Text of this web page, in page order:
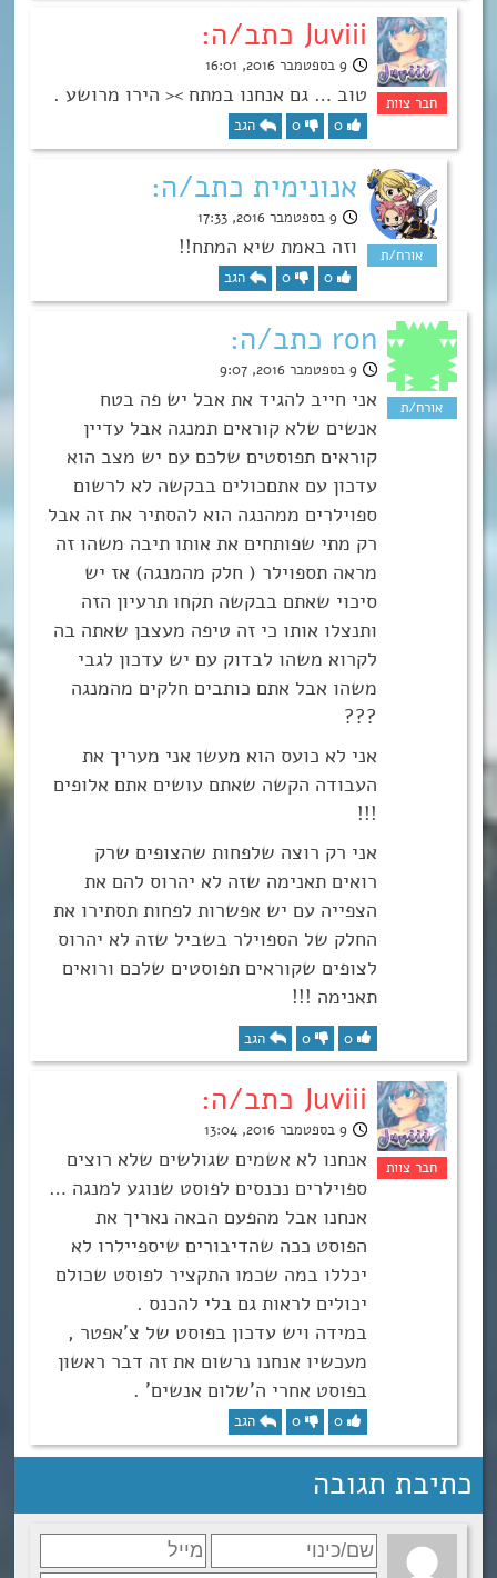
Juviii כתב/ה:
9 בספטמבר 2016, 16:01
טוב … גם אנחנו במתח >< הירו מרושע .
0
0 הגב
אנונימית כתב/ה:
9 בספטמבר 2016, 17:33
וזה באמת שיא המתח!!
0
0 הגב
ron כתב/ה:
9 בספטמבר 2016, 9:07
אני חייב להגיד את אבל יש פה בטח
אנשים שלא קוראים תמנגה אבל עדיין
קוראים תפוסטים שלכם עם יש מצב הוא
עדכון עם אתםכולים בבקשה לא לרשום
ספוילרים ממהנגה הוא להסתיר את זה אבל
רק מתי שפותחים את אותו תיבה משהו זה
מראה תספוילר ( חלק מהמנגה) אז יש
סיכוי שאתם בבקשה תקחו תרעיון הזה
ותנצלו אותו כי זה טיפה מעצבן שאתה בה
לקרוא משהו לבדוק עם יש עדכון לגבי
משהו אבל אתם כותבים חלקים מהמנגה
???
אני לא כועס הוא מעשו אני מעריך את
העבודה הקשה שאתם עושים אתם אלופים
!!!
אני רק רוצה שלפחות שהצופים שרק
רואים תאנימה שזה לא יהרוס להם את
הצפייה עם יש אפשרות לפחות תסתירו את
החלק של הספוילר בשביל שזה לא יהרוס
לצופים שקוראים תפוסטים שלכם ורואים
תאנימה !!!
0
0 הגב
Juviii כתב/ה:
9 בספטמבר 2016, 13:04
אנחנו לא אשמים שגולשים שלא רוצים
ספוילרים נכנסים לפוסט שנוגע למנגה …
אנחנו אבל מהפעם הבאה נאריך את
הפוסט ככה שהדיבורים שיספיילרו לא
יכללו במה שכמו התקציר לפוסט שכולם
יכולים לראות גם בלי להכנס .
במידה ויש עדכון בפוסט של צ’אפטר ,
מעכשיו אנחנו נרשום את זה דבר ראשון
בפוסט אחרי ה’שלום אנשים’ .
0
0 הגב
כתיבת תגובה